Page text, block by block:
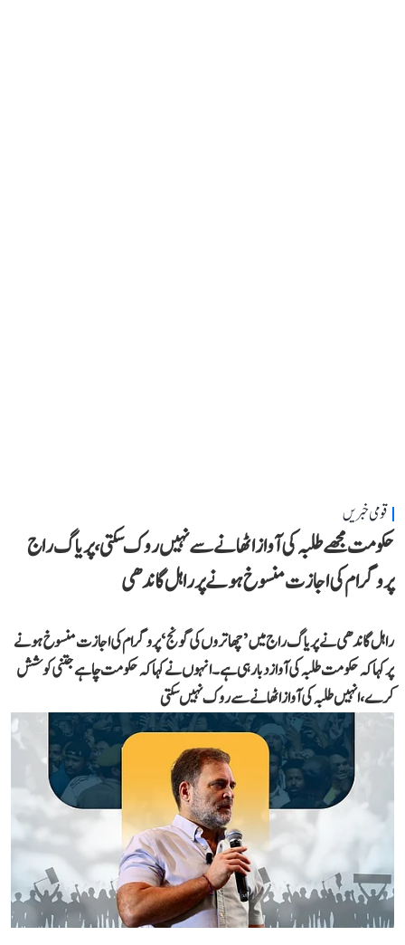
قومی خبریں
حکومت مجھے طلبہ کی آواز اٹھانے سے نہیں روک سکتی، پریاگ راج
پروگرام کی اجازت منسوخ ہونے پر راہل گاندھی
راہل گاندھی نے پریاگ راج میں ’چھاتروں کی گونج‘ پروگرام کی اجازت منسوخ ہونے
پر کہا کہ حکومت طلبہ کی آواز دبا رہی ہے۔ انہوں نے کہا کہ حکومت چاہے جتنی کوشش
کرے، انہیں طلبہ کی آواز اٹھانے سے روک نہیں سکتی